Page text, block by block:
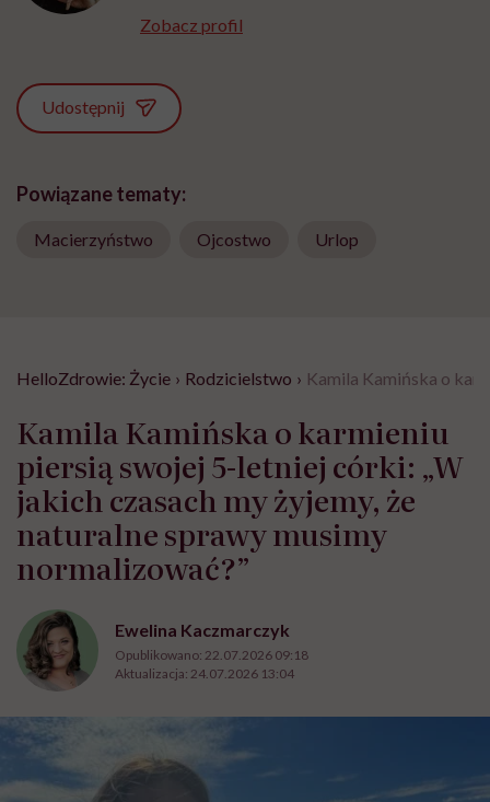
Zobacz profil
Udostępnij
Powiązane tematy:
Macierzyństwo Ojcostwo Urlop
HelloZdrowie: Życie › Rodzicielstwo › Kamila Kamińska o
Kamila Kamińska o karmieniu
piersią swojej 5-letniej córki: „W
jakich czasach my żyjemy, że
naturalne sprawy musimy
normalizować?”
Ewelina Kaczmarczyk
Opublikowano: 22.07.2026 09:18
Aktualizacja: 24.07.2026 13:04